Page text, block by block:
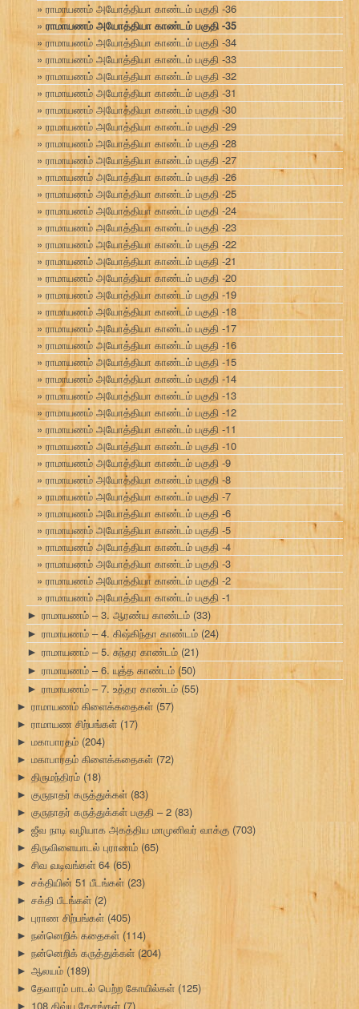
ராமாயணம் அயோத்தியா காண்டம் பகுதி -36
ராமாயணம் அயோத்தியா காண்டம் பகுதி -35
ராமாயணம் அயோத்தியா காண்டம் பகுதி -34
ராமாயணம் அயோத்தியா காண்டம் பகுதி -33
ராமாயணம் அயோத்தியா காண்டம் பகுதி -32
ராமாயணம் அயோத்தியா காண்டம் பகுதி -31
ராமாயணம் அயோத்தியா காண்டம் பகுதி -30
ராமாயணம் அயோத்தியா காண்டம் பகுதி -29
ராமாயணம் அயோத்தியா காண்டம் பகுதி -28
ராமாயணம் அயோத்தியா காண்டம் பகுதி -27
ராமாயணம் அயோத்தியா காண்டம் பகுதி -26
ராமாயணம் அயோத்தியா காண்டம் பகுதி -25
ராமாயணம் அயோத்தியா காண்டம் பகுதி -24
ராமாயணம் அயோத்தியா காண்டம் பகுதி -23
ராமாயணம் அயோத்தியா காண்டம் பகுதி -22
ராமாயணம் அயோத்தியா காண்டம் பகுதி -21
ராமாயணம் அயோத்தியா காண்டம் பகுதி -20
ராமாயணம் அயோத்தியா காண்டம் பகுதி -19
ராமாயணம் அயோத்தியா காண்டம் பகுதி -18
ராமாயணம் அயோத்தியா காண்டம் பகுதி -17
ராமாயணம் அயோத்தியா காண்டம் பகுதி -16
ராமாயணம் அயோத்தியா காண்டம் பகுதி -15
ராமாயணம் அயோத்தியா காண்டம் பகுதி -14
ராமாயணம் அயோத்தியா காண்டம் பகுதி -13
ராமாயணம் அயோத்தியா காண்டம் பகுதி -12
ராமாயணம் அயோத்தியா காண்டம் பகுதி -11
ராமாயணம் அயோத்தியா காண்டம் பகுதி -10
ராமாயணம் அயோத்தியா காண்டம் பகுதி -9
ராமாயணம் அயோத்தியா காண்டம் பகுதி -8
ராமாயணம் அயோத்தியா காண்டம் பகுதி -7
ராமாயணம் அயோத்தியா காண்டம் பகுதி -6
ராமாயணம் அயோத்தியா காண்டம் பகுதி -5
ராமாயணம் அயோத்தியா காண்டம் பகுதி -4
ராமாயணம் அயோத்தியா காண்டம் பகுதி -3
ராமாயணம் அயோத்தியா காண்டம் பகுதி -2
ராமாயணம் அயோத்தியா காண்டம் பகுதி -1
► ராமாயணம் – 3. ஆரண்ய காண்டம் (33)
► ராமாயணம் – 4. கிஷ்கிந்தா காண்டம் (24)
► ராமாயணம் – 5. சுந்தர காண்டம்(21)
► ராமாயணம் – 6. யுத்த காண்டம் (50)
► ராமாயணம் – 7. உத்தர காண்டம் (55)
► ராமாயணம் கிளைக்கதைகள் (57)
► ராமாயண சிற்பங்கள் (17)
► மகாபாரதம் (204)
► மகாபாரதம் கிளைக்கதைகள் (72)
► திருமந்திரம் (18)
► குருநாதர் கருத்துக்கள் (83)
► குருநாதர் கருத்துக்கள் பகுதி – 2 (83)
► ஜீவ நாடி வழியாக அகத்திய மாமுனிவர் வாக்கு (703)
► திருவிளையாடல் புராணம் (65)
► சிவ வடிவங்கள் 64 (65)
► சக்தியின் 51 பீடங்கள் (23)
► சக்தி பீடங்கள் (2)
► புராண சிற்பங்கள் (405)
► நன்னெறிக் கதைகள் (114)
► நன்னெறிக் கருத்துக்கள் (204)
► ஆலயம் (189)
► தேவாரம் பாடல் பெற்ற கோயில்கள் (125)
► 108 திவ்ய தேசங்கள் (7)